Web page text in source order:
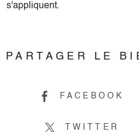
s'appliquent.
PARTAGER LE
FACEBOOK
TWITTER